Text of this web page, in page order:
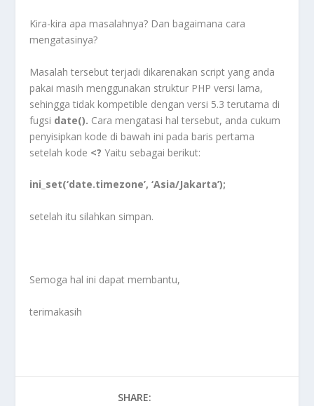
Kira-kira apa masalahnya? Dan bagaimana cara
mengatasinya?
Masalah tersebut terjadi dikarenakan script yang anda
pakai masih menggunakan struktur PHP versi lama,
sehingga tidak kompetible dengan versi 5.3 terutama di
fugsi date(). Cara mengatasi hal tersebut, anda cukum
penyisipkan kode di bawah ini pada baris pertama
setelah kode <? Yaitu sebagai berikut:
ini_set(‘date.timezone’, ‘Asia/Jakarta’);
setelah itu silahkan simpan.
Semoga hal ini dapat membantu,
terimakasih
SHARE: